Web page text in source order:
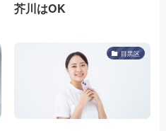
芥川はOK
目黒区